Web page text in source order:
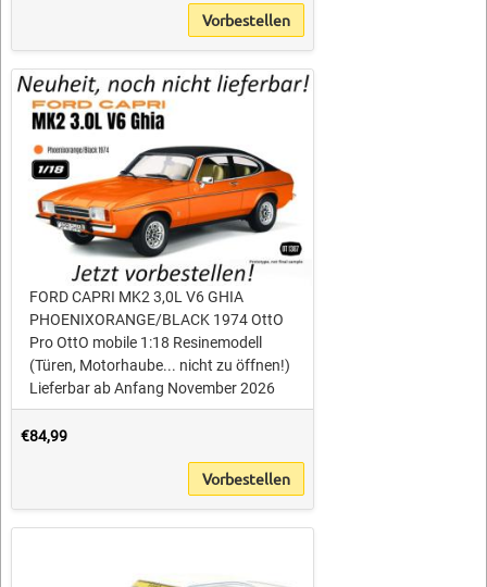
Vorbestellen
FORD CAPRI MK2 3,0L V6 GHIA
PHOENIXORANGE/BLACK 1974 OttO
Pro OttO mobile 1:18 Resinemodell
(Türen, Motorhaube... nicht zu öffnen!)
Lieferbar ab Anfang November 2026
€84,99
Vorbestellen